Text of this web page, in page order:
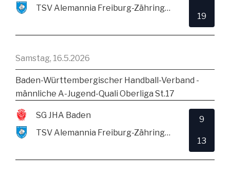
TSV Alemannia Freiburg-Zähringen
19
Samstag, 16.5.2026
Baden-Württembergischer Handball-Verband -
männliche A-Jugend-Quali Oberliga St.17
SG JHA Baden
TSV Alemannia Freiburg-Zähringen
9
13